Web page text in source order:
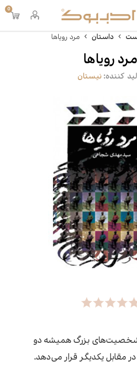
0
داستان مرد رویاها
مرد رویاها
کننده: نیستان
شخصیت‌های بزرگ همیشه دو
در مقابل یکدیگر قرار می‌دهد.